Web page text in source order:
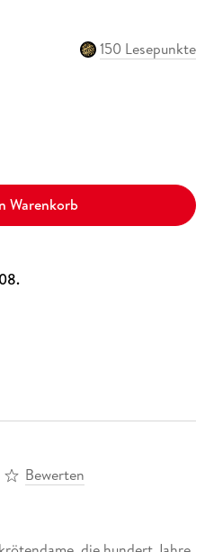
150 Lesepunkte
Warenkorb
Bewerten